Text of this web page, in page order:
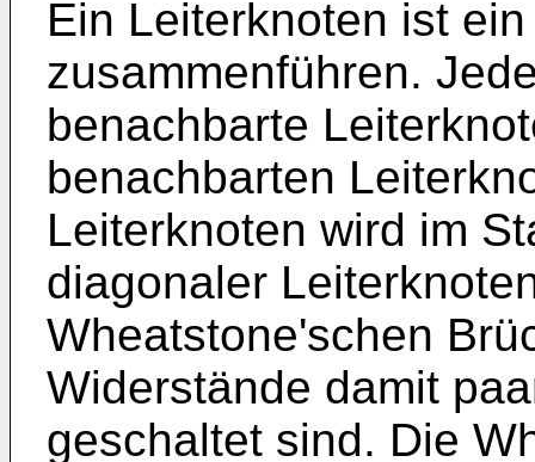
Ein Leiterknoten ist
zusammenführen.
benachbarte
benachbarten
Leiterknoten wird im
diagonaler
Wheatstone'schen
Widerstände damit
geschaltet sind. Die